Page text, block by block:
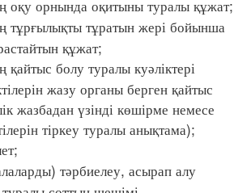
орнында оқитыны туралы құжат;
тұратын жері бойынша
құжат;
болу туралы куәліктері
жазу органы берген қайтыс
жазбадан үзінді көшірме немесе
тіркеу туралы анықтама);
тәрбиелеу, асырап алу